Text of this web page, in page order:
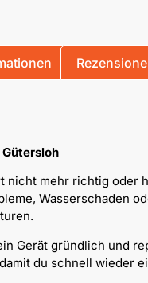
mehr richtig oder
Wasserschaden
Gerät gründlich und
du schnell wieder